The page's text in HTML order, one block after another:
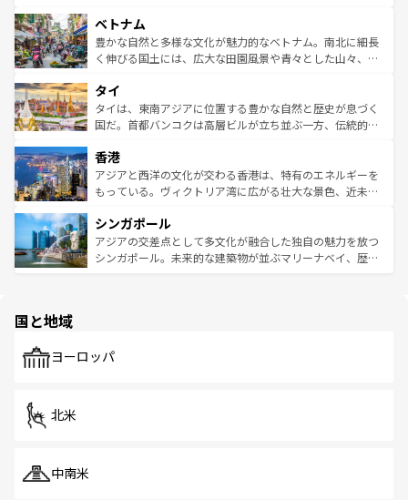
参照してほしい。
容にもいいと評判のスイーツなど、バラエティ豊かな料理
が味わえる。 なお、新着の台湾情報は コンテンツ一覧を参
照してほしい。
き、地方に足を延ばせば四季折々の自然美を楽しむことが
できる。そして、キムチや焼肉、絶品のストリートフード
まで、さまざまな韓国料理が待っている。夜には、韓国な
リティに包まれながら、韓国の多彩な魅力を心ゆくまで味
わってみてほしい。 なお、新着の韓国情報はコンテンツ一
覧を参照してほしい。
ベトナム
豊かな自然と多様な文化が魅力的なベトナム。南北に細長
く伸びる国土には、広大な田園風景や青々とした山々、世
急速な発展と共に伝統が息づく。ハノイの古い町並みやホ
ーチミン市のフランス統治時代の建物も、独特の雰囲気を
醸し出している。また、バラエティの豊かさとおいしさで
とつ。フォーやバインミー、ベトナムコーヒーなどは、ぜ
ひ現地で味わいたい。どの地域を訪れてもあたたかい人々
が旅行者を迎えてくれるので、きっと忘れられない旅にな
参照してほしい。
タイ
タイは、東南アジアに位置する豊かな自然と歴史が息づく
国だ。首都バンコクは高層ビルが立ち並ぶ一方、伝統的な
の活気が交差している。北部ではチェンマイなどの山岳地
帯で自然と触れ合い、南部ではプーケットやクラビの美し
いビーチでリゾート気分を楽しむことができる。タイ料理
激する。気候は一年中温暖で、どの季節にも異なる楽しみ
が待っている。親しみやすいタイの人々、仏教を中心とし
た文化、そして多様な観光資源が、訪れる旅人を魅了し続
香港
アジアと西洋の文化が交わる香港は、特有のエネルギーを
もっている。ヴィクトリア湾に広がる壮大な景色、近未来
み、どこを訪れても感動するはず。観光スポットが密集し
ており、効率よく見どころを回れるのも魅力。息をのむよ
うな絶景から文化的な体験まで、香港を存分に楽しみ尽く
シンガポール
アジアの交差点として多文化が融合した独自の魅力を放つ
シンガポール。未来的な建築物が並ぶマリーナベイ、歴史
で、ホーカーズは地元の風情を楽しめる外せないスポット
国と地域
ヨーロッパ
北米
中南米